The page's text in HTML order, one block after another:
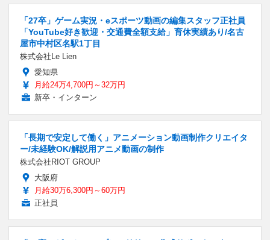
「27卒」ゲーム実況・eスポーツ動画の編集スタッフ正社員
「YouTube好き歓迎・交通費全額支給」育休実績あり/名古
屋市中村区名駅1丁目
株式会社Le Lien
愛知県
月給24万4,700円～32万円
新卒・インターン
「長期で安定して働く」アニメーション動画制作クリエイタ
ー/未経験OK/解説用アニメ動画の制作
株式会社RIOT GROUP
大阪府
月給30万6,300円～60万円
正社員